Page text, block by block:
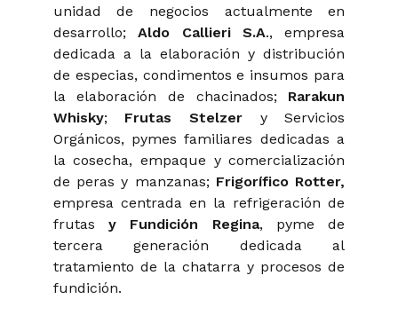
unidad de negocios actualmente en
desarrollo;Aldo Callieri S.A., empresa
dedicada a la elaboración y distribución
de especias, condimentos e insumos para
la elaboración de chacinados; Rarakun
Whisky; Frutas Stelzer y Servicios
Orgánicos, pymes familiares dedicadas a
la cosecha, empaque y comercialización
de peras y manzanas; Frigorífico Rotter,
empresa centrada en la refrigeración de
frutasy Fundición Regina, pyme de
tercera generación dedicada al
tratamiento de la chatarra y procesos de
fundición.